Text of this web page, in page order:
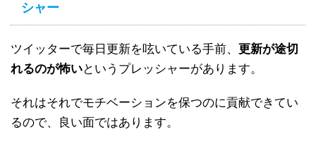
シャー
ツイッターで毎日更新を呟いている手前、 更新が途切
れるのが怖いというプレッシャーがあります。
それはそれでモチベーションを保つのに貢献できてい
るので、良い面ではあります。